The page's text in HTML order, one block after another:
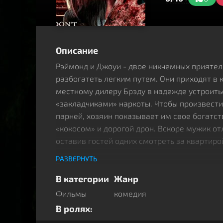
Описание
Рэймонд и Джоуи - двое никчемных
разбогатеть легким путем. Они приходят в
местному дилеру Брэду в надежде
«закладчиками» наркоты. Чтобы
парней, хозяин показывает им свое
«кокосом» и дорогой дрон. Вскоре мужик
оставив гостей одних смотреть за
отсутствует, тем более что в доме
красота, за которой можно подглядеть. Пока
этаж ниже и зависает у окна одной из
РАЗВЕРНУТЬ
В категории
Фильмы
Жанр
комедия
В ролях: